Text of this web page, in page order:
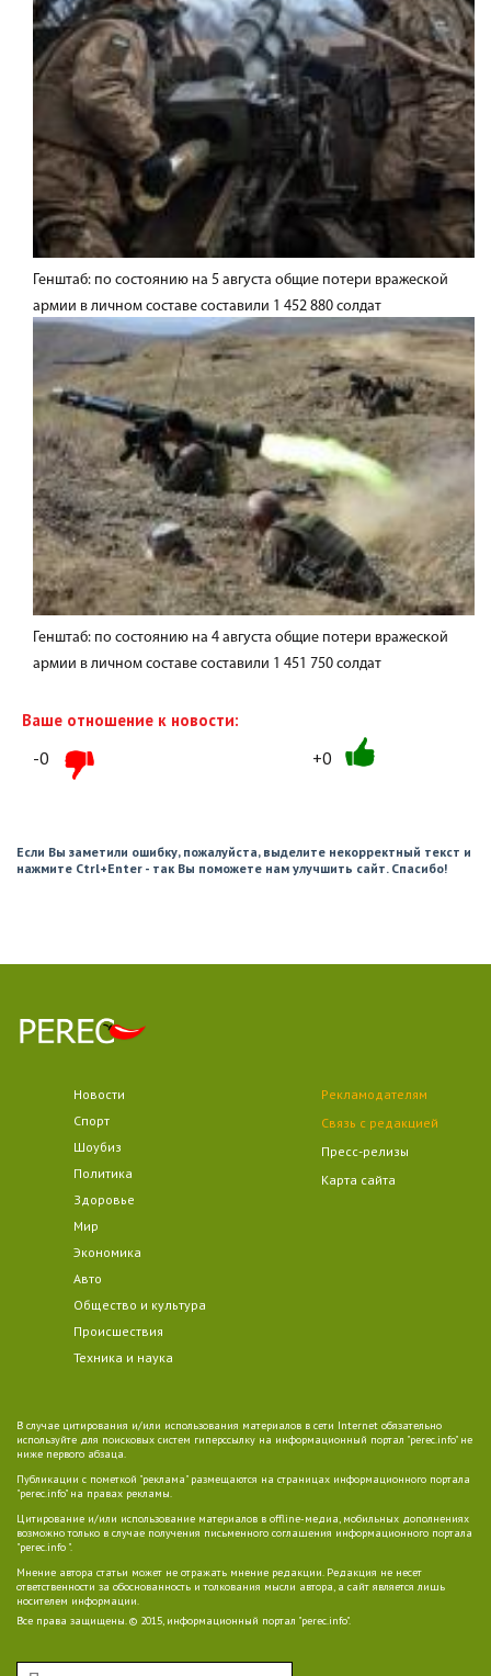
Генштаб: по состоянию на 5 августа общие потери вражеской
армии в личном составе составили 1 452 880 солдат
Генштаб: по состоянию на 4 августа общие потери вражеской
армии в личном составе составили 1 451 750 солдат
Ваше отношение к новости:
-0 +0
Если Вы заметили ошибку, пожалуйста, выделите некорректный текст и
нажмите Ctrl+Enter - так Вы поможете нам улучшить сайт. Спасибо!
Новости
Спорт
Шоубиз
Политика
Здоровье
Мир
Экономика
Авто
Общество и культура
Происшествия
Техника и наука
Рекламодателям
Связь с редакцией
Пресс-релизы
Карта сайта
В случае цитирования и/или использования материалов в сети Internet обязательно
используйте для поисковых систем гиперссылку на информационный портал "perec.info" не
ниже первого абзаца.
Публикации с пометкой "реклама" размещаются на страницах информационного портала
"perec.info" на правах рекламы.
Цитирование и/или использование материалов в offline-медиа, мобильных дополнениях
возможно только в случае получения письменного соглашения информационного портала
"perec.info ".
Мнение автора статьи может не отражать мнение редакции. Редакция не несет
ответственности за обоснованность и толкования мысли автора, а сайт является лишь
носителем информации.
Все права защищены. © 2015, информационный портал "perec.info".